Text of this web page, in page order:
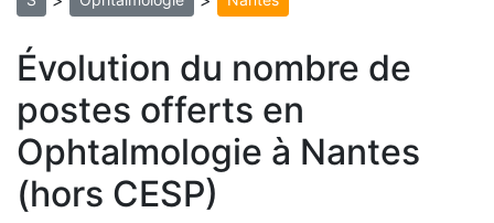
Évolution du nombre de
postes offerts en
Ophtalmologie à Nantes
(hors CESP)